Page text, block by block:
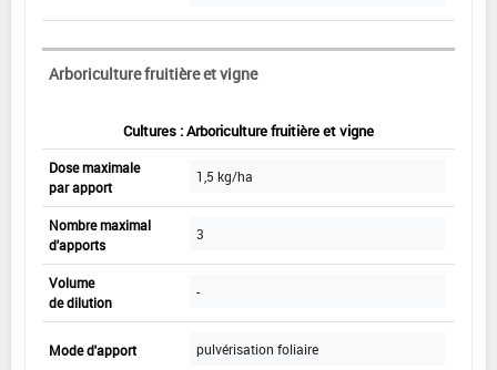
Arboriculture fruitière et vigne
Cultures : Arboriculture fruitière et vigne
Dose maximale
par apport
1,5 kg/ha
Nombre maximal
d'apports
3
Volume
de dilution
-
Mode d'apport pulvérisation foliaire